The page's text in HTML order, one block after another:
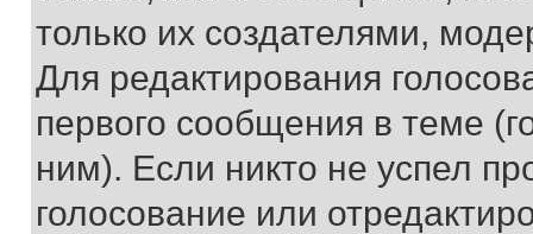
только их создателями,
Для редактирования
первого сообщения в теме
ним). Если никто не успел
голосование или